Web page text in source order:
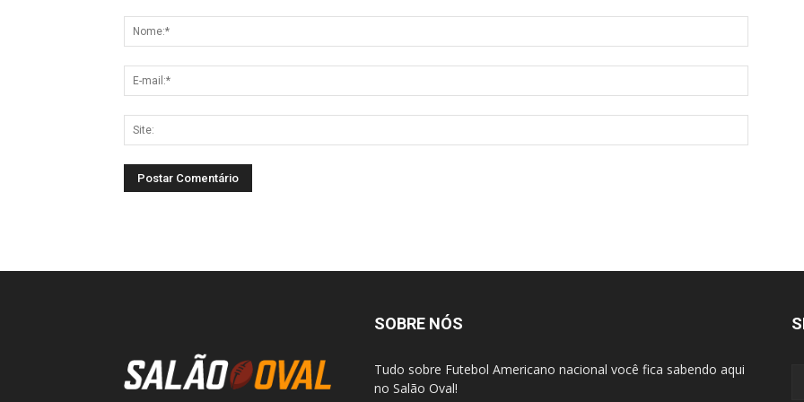
SOBRE NÓS
Tudo sobre Futebol Americano nacional você fica sabendo aqui
no Salão Oval!